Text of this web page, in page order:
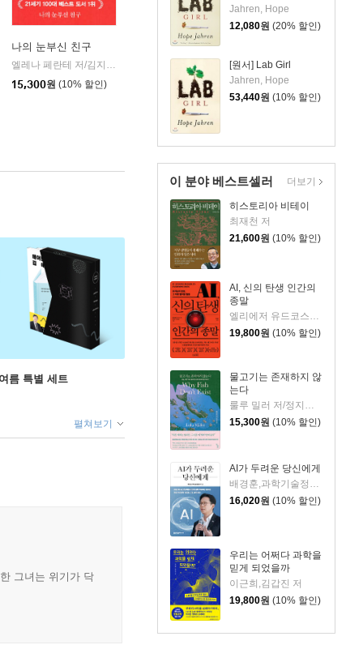
Jahren, Hope
12,080원 (20% 할인)
[원서] Lab Girl
Jahren, Hope
53,440원 (10% 할인)
이 분야 베스트셀러
히스토리아 비테이
최재천 저
21,600원 (10% 할인)
AI, 신의 탄생 인간의
종말
엘리에저 유드코스키,네이트 소아레스 공저/고영훈 역
19,800원 (10% 할인)
물고기는 존재하지 않
는다
15,300원 (10% 할인)
AI가 두려운 당신에게
16,020원 (10% 할인)
우리는 어쩌다 과학을
믿게 되었을까
이근희,김갑진 저
19,800원 (10% 할인)
더보기
나의 눈부신 친구
엘레나 페란테 저/김지우 역
15,300원 (10% 할인)
름 특별 세트
펼쳐보기
그녀는 위기가 닥